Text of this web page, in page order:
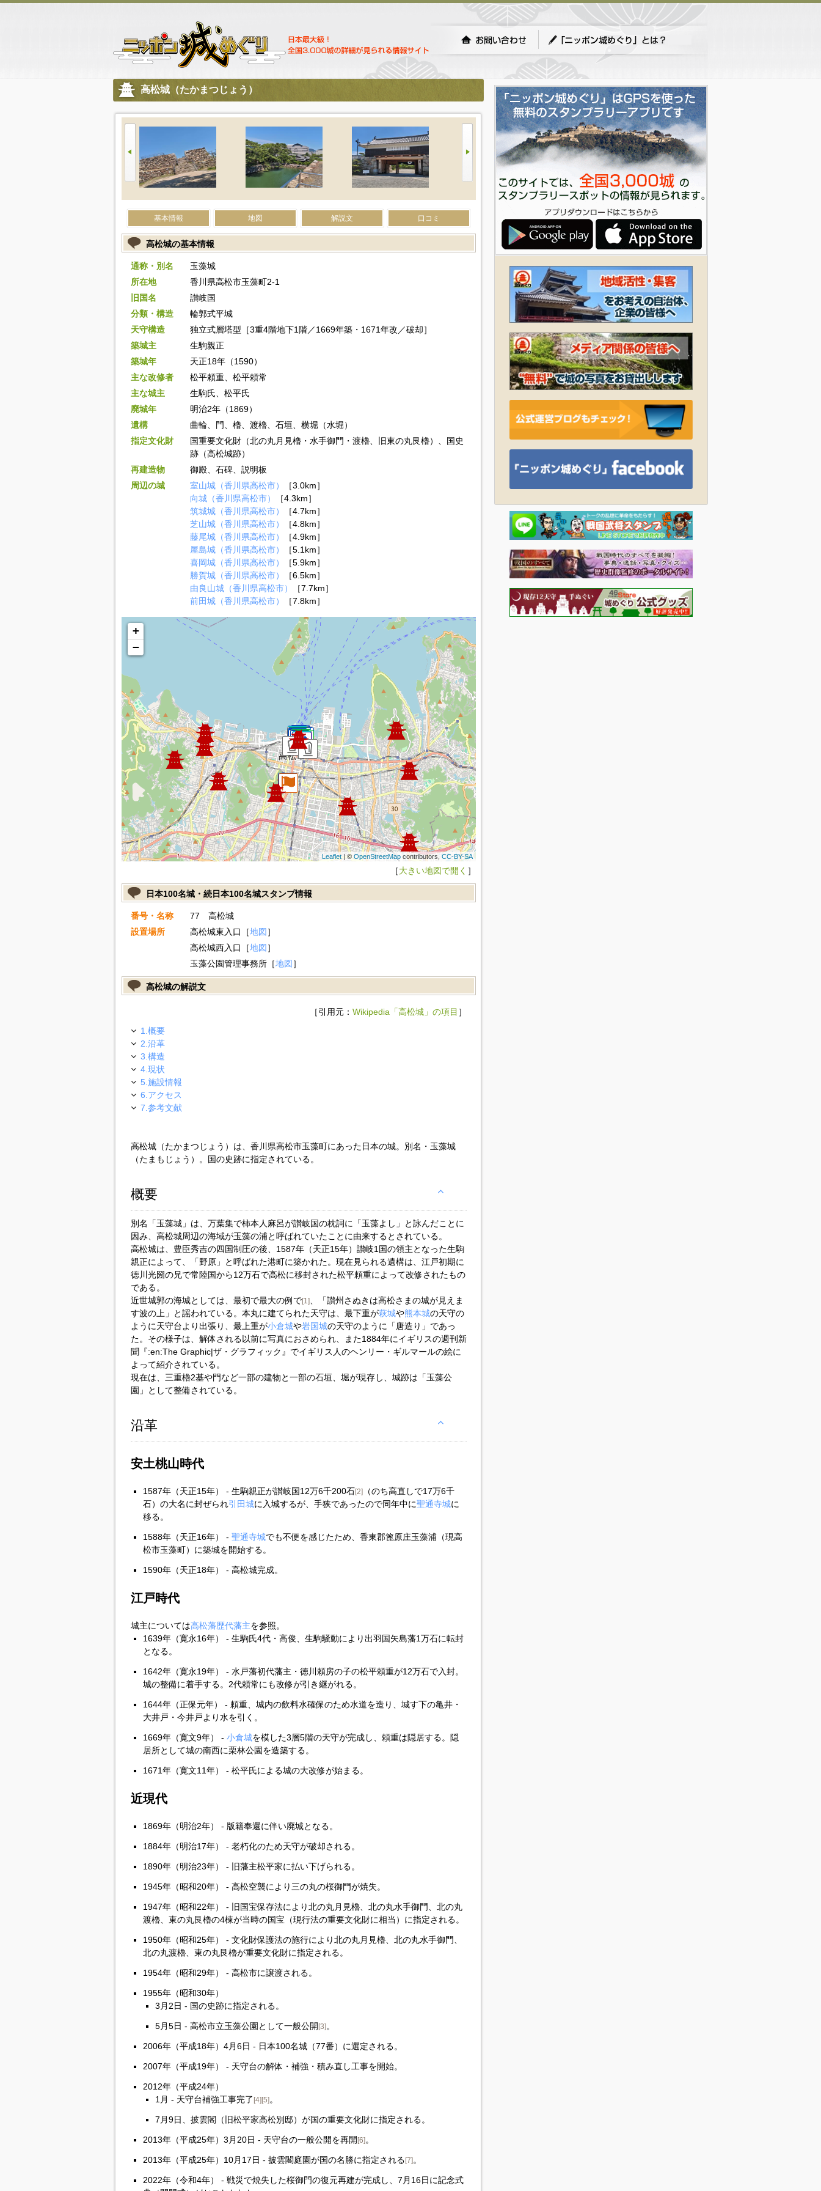
高松城（たかまつじょう）
基本情報 地図 解説文 口コミ
高松城の基本情報
通称・別名
玉藻城
所在地
香川県高松市玉藻町2-1
旧国名
讃岐国
分類・構造
輪郭式平城
天守構造
独立式層塔型［3重4階地下1階／1669年築・1671年改／破却］
築城主
生駒親正
築城年
天正18年（1590）
主な改修者
松平頼重、松平頼常
主な城主
生駒氏、松平氏
廃城年
明治2年（1869）
遺構
曲輪、門、櫓、渡櫓、石垣、横堀（水堀）
指定文化財
国重要文化財（北の丸月見櫓・水手御門・渡櫓、旧東の丸艮櫓）、国史
跡（高松城跡）
再建造物
御殿、石碑、説明板
周辺の城
室山城（香川県高松市）
［3.0km］
向城（香川県高松市）
［4.3km］
筑城城（香川県高松市）
［4.7km］
芝山城（香川県高松市）
［4.8km］
藤尾城（香川県高松市）
［4.9km］
屋島城（香川県高松市）
［5.1km］
喜岡城（香川県高松市）
［5.9km］
勝賀城（香川県高松市）
［6.5km］
由良山城（香川県高松市）
［7.7km］
前田城（香川県高松市）
［7.8km］
+
−
Leaflet| ©OpenStreetMapcontributors, CC-BY-SA
［大きい地図で開く ］
日本100名城・続日本100名城スタンプ情報
番号・名称
77 高松城
設置場所
高松城東入口［地図 ］
高松城西入口［地図 ］
玉藻公園管理事務所［地図 ］
高松城の解説文
［引用元： Wikipedia「高松城」の項目 ］
1.概要
2.沿革
3.構造
4.現状
5.施設情報
6.アクセス
7.参考文献
高松城（たかまつじょう）は、香川県高松市玉藻町にあった日本の城。別名・玉藻城
（たまもじょう）。国の史跡に指定されている。
概要
別名「玉藻城」は、万葉集で柿本人麻呂が讃岐国の枕詞に「玉藻よし」と詠んだことに
因み、高松城周辺の海域が玉藻の浦と呼ばれていたことに由来するとされている。
高松城は、豊臣秀吉の四国制圧の後、1587年（天正15年）讃岐1国の領主となった生駒
親正によって、「野原」と呼ばれた港町に築かれた。現在見られる遺構は、江戸初期に
徳川光圀の兄で常陸国から12万石で高松に移封された松平頼重によって改修されたもの
である。
近世城郭の海城としては、最初で最大の例で[1]、「讃州さぬきは高松さまの城が見えま
す波の上」と謡われている。本丸に建てられた天守は、最下重が萩城や熊本城の天守の
ように天守台より出張り、最上重が小倉城や岩国城の天守のように「唐造り」であっ
た。その様子は、解体される以前に写真におさめられ、また1884年にイギリスの週刊新
聞『:en:The Graphic|ザ・グラフィック』でイギリス人のヘンリー・ギルマールの絵に
よって紹介されている。
現在は、三重櫓2基や門など一部の建物と一部の石垣、堀が現存し、城跡は「玉藻公
園」として整備されている。
沿革
安土桃山時代
1587年（天正15年） - 生駒親正が讃岐国12万6千200石[2]（のち高直しで17万6千
石）の大名に封ぜられ引田城に入城するが、手狭であったので同年中に聖通寺城に
移る。
1588年（天正16年） - 聖通寺城でも不便を感じたため、香東郡篦原庄玉藻浦（現高
松市玉藻町）に築城を開始する。
1590年（天正18年） - 高松城完成。
江戸時代
城主については高松藩歴代藩主を参照。
1639年（寛永16年） - 生駒氏4代・高俊、生駒騒動により出羽国矢島藩1万石に転封
となる。
1642年（寛永19年） - 水戸藩初代藩主・徳川頼房の子の松平頼重が12万石で入封。
城の整備に着手する。2代頼常にも改修が引き継がれる。
1644年（正保元年） - 頼重、城内の飲料水確保のため水道を造り、城す下の亀井・
大井戸・今井戸より水を引く。
1669年（寛文9年） - 小倉城を模した3層5階の天守が完成し、頼重は隠居する。隠
居所として城の南西に栗林公園を造築する。
1671年（寛文11年） - 松平氏による城の大改修が始まる。
近現代
1869年（明治2年） - 版籍奉還に伴い廃城となる。
1884年（明治17年） - 老朽化のため天守が破却される。
1890年（明治23年） - 旧藩主松平家に払い下げられる。
1945年（昭和20年） - 高松空襲により三の丸の桜御門が焼失。
1947年（昭和22年） - 旧国宝保存法により北の丸月見櫓、北の丸水手御門、北の丸
渡櫓、東の丸艮櫓の4棟が当時の国宝（現行法の重要文化財に相当）に指定される。
1950年（昭和25年） - 文化財保護法の施行により北の丸月見櫓、北の丸水手御門、
北の丸渡櫓、東の丸艮櫓が重要文化財に指定される。
1954年（昭和29年） - 高松市に譲渡される。
1955年（昭和30年）
3月2日 - 国の史跡に指定される。
5月5日 - 高松市立玉藻公園として一般公開 [3]。
2006年（平成18年）4月6日 - 日本100名城（77番）に選定される。
2007年（平成19年） - 天守台の解体・補強・積み直し工事を開始。
2012年（平成24年）
1月 - 天守台補強工事完了 [4] [5]。
7月9日、披雲閣（旧松平家高松別邸）が国の重要文化財に指定される。
2013年（平成25年）3月20日 - 天守台の一般公開を再開 [6]。
2013年（平成25年）10月17日 - 披雲閣庭園が国の名勝に指定される [7]。
2022年（令和4年） - 戦災で焼失した桜御門の復元再建が完成し、7月16日に記念式